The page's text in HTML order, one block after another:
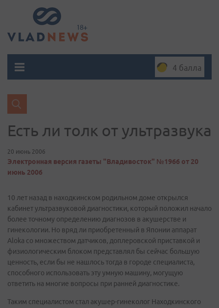
4 балла
Есть ли толк от ультразвука
20 июнь 2006
Электронная версия газеты "Владивосток" №1966 от 20
июнь 2006
10 лет назад в находкинском родильном доме открылся
кабинет ультразвуковой диагностики, который положил начало
более точному определению диагнозов в акушерстве и
гинекологии. Но вряд ли приобретенный в Японии аппарат
Aloka со множеством датчиков, доплеровской приставкой и
физиологическим блоком представлял бы сейчас большую
ценность, если бы не нашлось тогда в городе специалиста,
способного использовать эту умную машину, могущую
ответить на многие вопросы при ранней диагностике.
Таким специалистом стал акушер-гинеколог Находкинского